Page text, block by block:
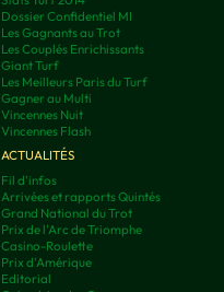
Dossier Confidentiel MI
Les Gagnants au Trot
Les Couplés Enrichissants
Giant Turf
Les Meilleurs Paris du Turf
Gagner au Multi
Vincennes Nuit
Vincennes Flash
ACTUALITÉS
Fil d'infos
Arrivées et rapports Quintés
Grand National du Trot
Prix de l'Arc de Triomphe
Casino-Roulette
Prix d'Amérique
Editorial